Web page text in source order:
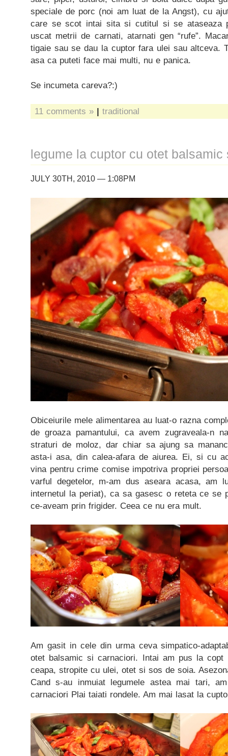
speciale de porc (noi am luat de la Angst), cu
care se scot intai sita si cutitul si se ataseaza
uscat metrii de carnati, atarnati gen “rufe”.
tigaie sau se dau la cuptor fara ulei sau altceva.
asa ca puteti face mai multi, nu e panica.
Se incumeta careva?:)
11 comments » | traditional
legume la cuptor cu otet
JULY 30TH, 2010 — 1:08PM
Obiceiurile mele alimentarea au luat-o razna
de groaza pamantului, ca avem zugraveala-n
straturi de moloz, dar chiar sa ajung sa
asta-i asa, din calea-afara de aiurea. Ei, si cu
vina pentru crime comise impotriva propriei
varful degetelor, m-am dus aseara acasa, am
internetul la periat), ca sa gasesc o reteta ce se
ce-aveam prin frigider. Ceea ce nu era mult.
Am gasit in cele din urma ceva simpatico-
otet balsamic si carnaciori. Intai am pus la
ceapa, stropite cu ulei, otet si sos de soia.
Cand s-au inmuiat legumele astea mai tari,
carnaciori Plai taiati rondele. Am mai lasat la